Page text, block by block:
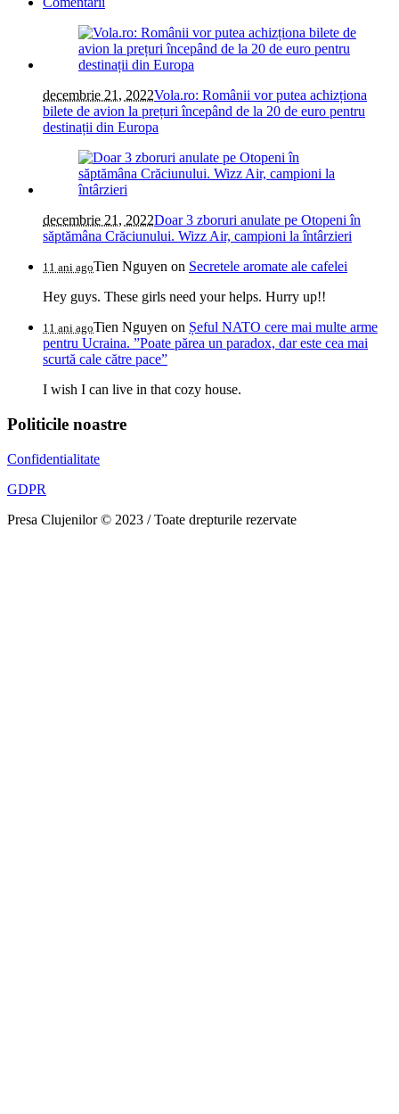
decembrie 21, 2022Vola.ro: Românii vor putea achizționa
bilete de avion la prețuri începând de la 20 de euro pentru
destinații din Europa
decembrie 21, 2022Doar 3 zboruri anulate pe Otopeni în
săptămâna Crăciunului. Wizz Air, campioni la întârzieri
11 ani agoTien Nguyen on Secretele aromate ale cafelei
Hey guys. These girls need your helps. Hurry up!!
11 ani agoTien Nguyen on Șeful NATO cere mai multe arme
pentru Ucraina. ”Poate părea un paradox, dar este cea mai
scurtă cale către pace”
I wish I can live in that cozy house.
Politicile noastre
Confidentialitate
GDPR
Presa Clujenilor © 2023 / Toate drepturile rezervate